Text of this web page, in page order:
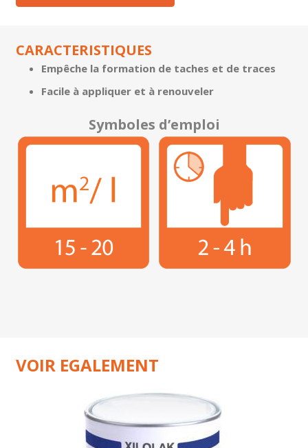
CARACTERISTIQUES
Empêche la formation de taches et de traces
Facile à appliquer et à renouveler
Symboles d’emploi
VOIR EGALEMENT